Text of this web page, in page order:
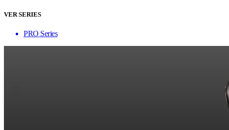
VER SERIES
PRO Series